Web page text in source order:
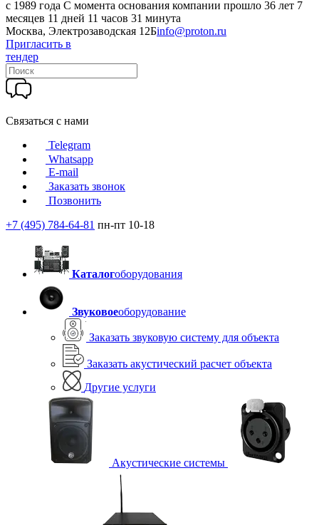
c 1989 года С момента основания компании прошло 36 лет 7
месяцев 11 дней 11 часов 31 минута
Москва, Электрозаводская 12Бinfo@proton.ru
Пригласить в
тендер
Связаться с нами
Telegram
Whatsapp
E-mail
Заказать звонок
Позвонить
+7 (495) 784-64-81 пн-пт 10-18
Каталогоборудования
Звуковоеоборудование
Заказать звуковую систему для объекта
Заказать акустический расчет объекта
Другие услуги
Акустические системы